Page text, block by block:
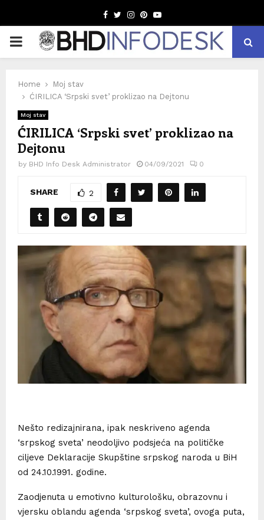
Facebook
TwitterInstagram
Pinterest
Youtube
PRIMARY
Home
Moj stav
ĆIRILICA ‘Srpski svet’ proklizao na Dejtonu
Moj stav
ĆIRILICA ‘Srpski svet’ proklizao na
Dejtonu
by BHD Info Desk Administrator 04/09/2021 0
SHARE 2
Nešto redizajnirana, ipak neskriveno agenda
‘srpskog sveta’ neodoljivo podsjeća na političke
ciljeve Deklaracije Skupštine srpskog naroda u BiH
od 24.10.1991. godine.
Zaodjenuta u emotivno kulturološku, obrazovnu i
vjersku oblandu agenda ‘srpskog sveta’, ovoga puta,